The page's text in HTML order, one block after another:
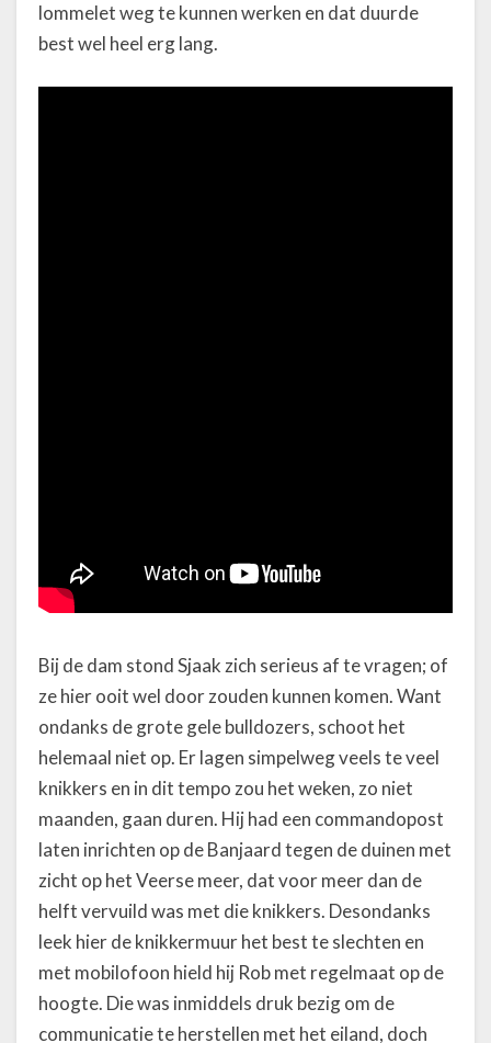
lommelet weg te kunnen werken en dat duurde
best wel heel erg lang.
Bij de dam stond Sjaak zich serieus af te vragen; of
ze hier ooit wel door zouden kunnen komen. Want
ondanks de grote gele bulldozers, schoot het
helemaal niet op. Er lagen simpelweg veels te veel
knikkers en in dit tempo zou het weken, zo niet
maanden, gaan duren. Hij had een commandopost
laten inrichten op de Banjaard tegen de duinen met
zicht op het Veerse meer, dat voor meer dan de
helft vervuild was met die knikkers. Desondanks
leek hier de knikkermuur het best te slechten en
met mobilofoon hield hij Rob met regelmaat op de
hoogte. Die was inmiddels druk bezig om de
communicatie te herstellen met het eiland, doch